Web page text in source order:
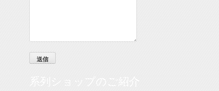
系列ショップのご紹介